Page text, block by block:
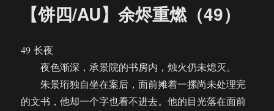
烬
重
【饼四/AU】余烬重燃（49）
49 长夜
夜色渐深，承景院的书房内，烛火仍未熄灭。
朱景珩独自坐在案后，面前摊着一摞尚未处理完
的文书，他却一个字也看不进去。他的目光落在面前